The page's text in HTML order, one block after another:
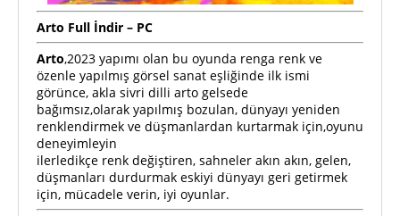
Arto Full İndir – PC
Arto,2023 yapımı olan bu oyunda renga renk ve
özenle yapılmış görsel sanat eşliğinde ilk ismi
görünce, akla sivri dilli arto gelsede
bağımsız,olarak yapılmış bozulan, dünyayı yeniden
renklendirmek ve düşmanlardan kurtarmak için,oyunu
deneyimleyin
ilerledikçe renk değiştiren, sahneler akın akın, gelen,
düşmanları durdurmak eskiyi dünyayı geri getirmek
için, mücadele verin, iyi oyunlar.